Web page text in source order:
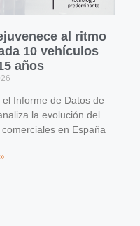
al ritmo
10 vehículos
años
Informe de Datos de
la evolución del
en España